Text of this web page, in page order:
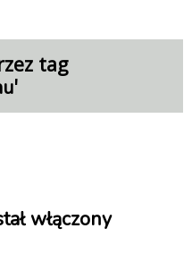
tag
'
włączony